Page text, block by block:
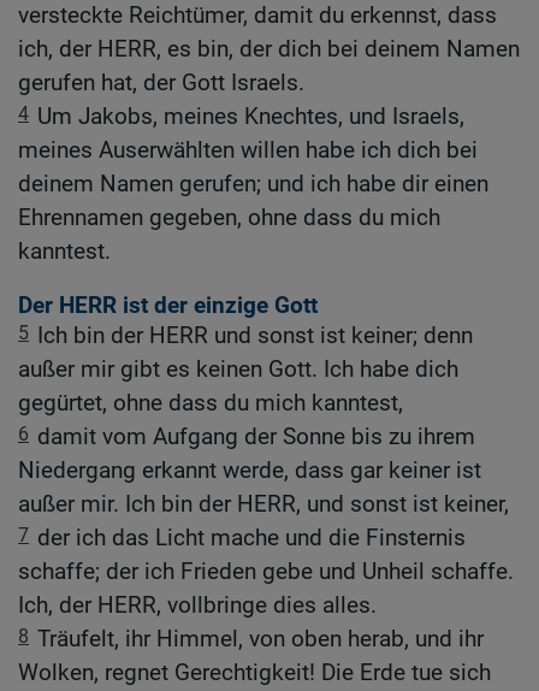
versteckte Reichtümer, damit du erkennst, dass
ich, der HERR, es bin, der dich bei deinem Namen
gerufen hat, der Gott Israels.
4 Um Jakobs, meines Knechtes, und Israels,
meines Auserwählten willen habe ich dich bei
deinem Namen gerufen; und ich habe dir einen
Ehrennamen gegeben, ohne dass du mich
kanntest.
Der HERR ist der einzige Gott
5 Ich bin der HERR und sonst ist keiner; denn
außer mir gibt es keinen Gott. Ich habe dich
gegürtet, ohne dass du mich kanntest,
6 damit vom Aufgang der Sonne bis zu ihrem
Niedergang erkannt werde, dass gar keiner ist
außer mir. Ich bin der HERR, und sonst ist keiner,
7 der ich das Licht mache und die Finsternis
schaffe; der ich Frieden gebe und Unheil schaffe.
Ich, der HERR, vollbringe dies alles.
8 Träufelt, ihr Himmel, von oben herab, und ihr
Wolken, regnet Gerechtigkeit! Die Erde tue sich